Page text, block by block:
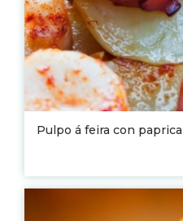
Pulpo á feira con